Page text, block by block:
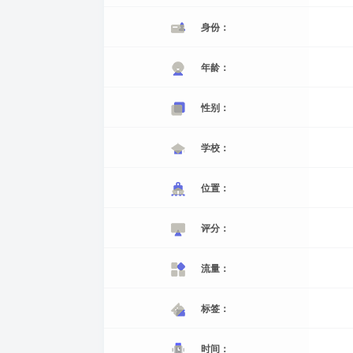
身份：
年龄：
性别：
学校：
位置：
评分：
流量：
标签：
时间：